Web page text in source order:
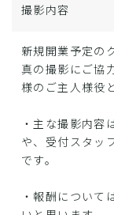
撮影内容
新規開業予定の
真の撮影にご協
様のご主人様役
・主な撮影内容
や、受付スタッ
です。
・報酬について